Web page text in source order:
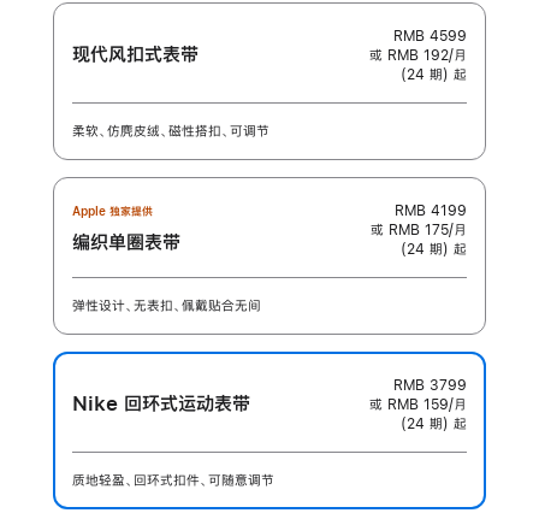
现代风扣式表带
RMB 4599
或 RMB 192/月
(24 期) 起
柔软、仿麂皮绒、磁性搭扣、可调节
Apple 独家提供
编织单圈表带
RMB 4199
或 RMB 175/月
(24 期) 起
弹性设计、无表扣、佩戴贴合无间
Nike 回环式运动表带
RMB 3799
或 RMB 159/月
(24 期) 起
质地轻盈、回环式扣件、可随意调节